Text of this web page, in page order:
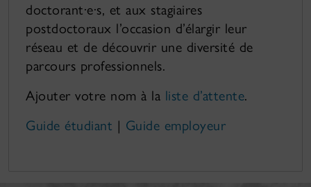
doctorant·e·s, et aux stagiaires
postdoctoraux l’occasion d’élargir leur
réseau et de découvrir une diversité de
parcours professionnels.
Ajouter votre nom à la liste d’attente.
Guide étudiant | Guide employeur